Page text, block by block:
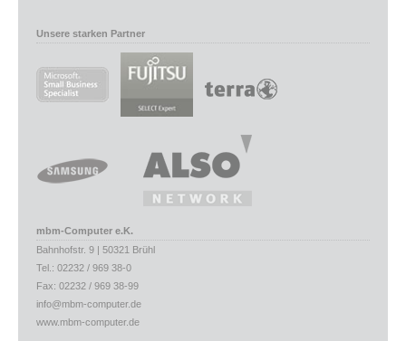
Unsere starken Partner
mbm-Computer e.K.
Bahnhofstr. 9 | 50321 Brühl
Tel.: 02232 / 969 38-0
Fax: 02232 / 969 38-99
info@mbm-computer.de
www.mbm-computer.de